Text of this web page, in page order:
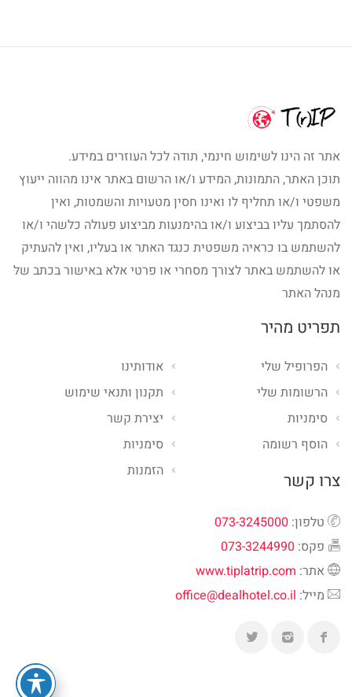
אתר זה הינו לשימוש חינמי, תודה לכל העוזרים במידע.
תוכן האתר, התמונות, המידע ו/או הרשום באתר אינו מהווה ייעוץ
משפטי ו/או תחליף לו ואינו חסין מטעויות והשמטות, ואין
להסתמך עליו בביצוע ו/או בהימנעות מביצוע פעולה כלשהי ו/או
להשתמש בו כראיה משפטית כנגד האתר או בעליו, ואין להעתיק
או להשתמש באתר לצורך מסחרי או פרטי אלא באישור בכתב של
מנהל האתר
תפריט מהיר
אודותינו
תקנון ותנאי שימוש
יצירת קשר
סימניות
הזמנות
הפרופיל שלי
הרשומות שלי
סימניות
הוסף רשומה
צרו קשר
טלפון: 073-3245000
פקס: 073-3244990
אתר: www.tiplatrip.com
מייל: office@dealhotel.co.il